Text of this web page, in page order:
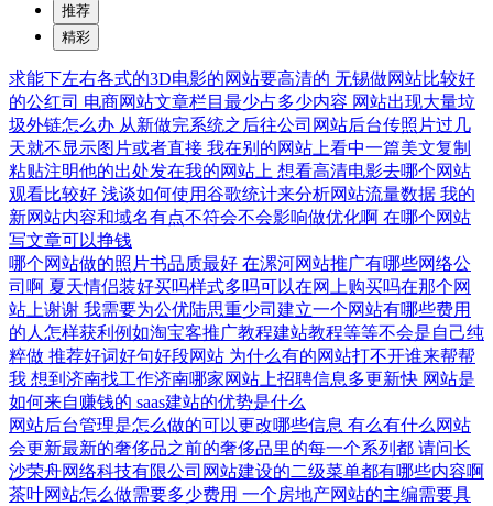
推荐
精彩
求能下左右各式的3D电影的网站要高清的 无锡做网站比较好
的公红司 电商网站文章栏目最少占多少内容 网站出现大量垃
圾外链怎么办 从新做完系统之后往公司网站后台传照片过几
天就不显示图片或者直接 我在别的网站上看中一篇美文复制
粘贴注明他的出处发在我的网站上 想看高清电影去哪个网站
观看比较好 浅谈如何使用谷歌统计来分析网站流量数据 我的
新网站内容和域名有点不符会不会影响做优化啊 在哪个网站
写文章可以挣钱
哪个网站做的照片书品质最好 在漯河网站推广有哪些网络公
司啊 夏天情侣装好买吗样式多吗可以在网上购买吗在那个网
站上谢谢 我需要为公优陆思重少司建立一个网站有哪些费用
的人怎样获利例如淘宝客推广教程建站教程等等不会是自己纯
粹做 推荐好词好句好段网站 为什么有的网站打不开谁来帮帮
我 想到济南找工作济南哪家网站上招聘信息多更新快 网站是
如何来自赚钱的 saas建站的优势是什么
网站后台管理是怎么做的可以更改哪些信息 有么有什么网站
会更新最新的奢侈品之前的奢侈品里的每一个系列都 请问长
沙荣舟网络科技有限公司网站建设的二级菜单都有哪些内容啊
茶叶网站怎么做需要多少费用 一个房地产网站的主编需要具